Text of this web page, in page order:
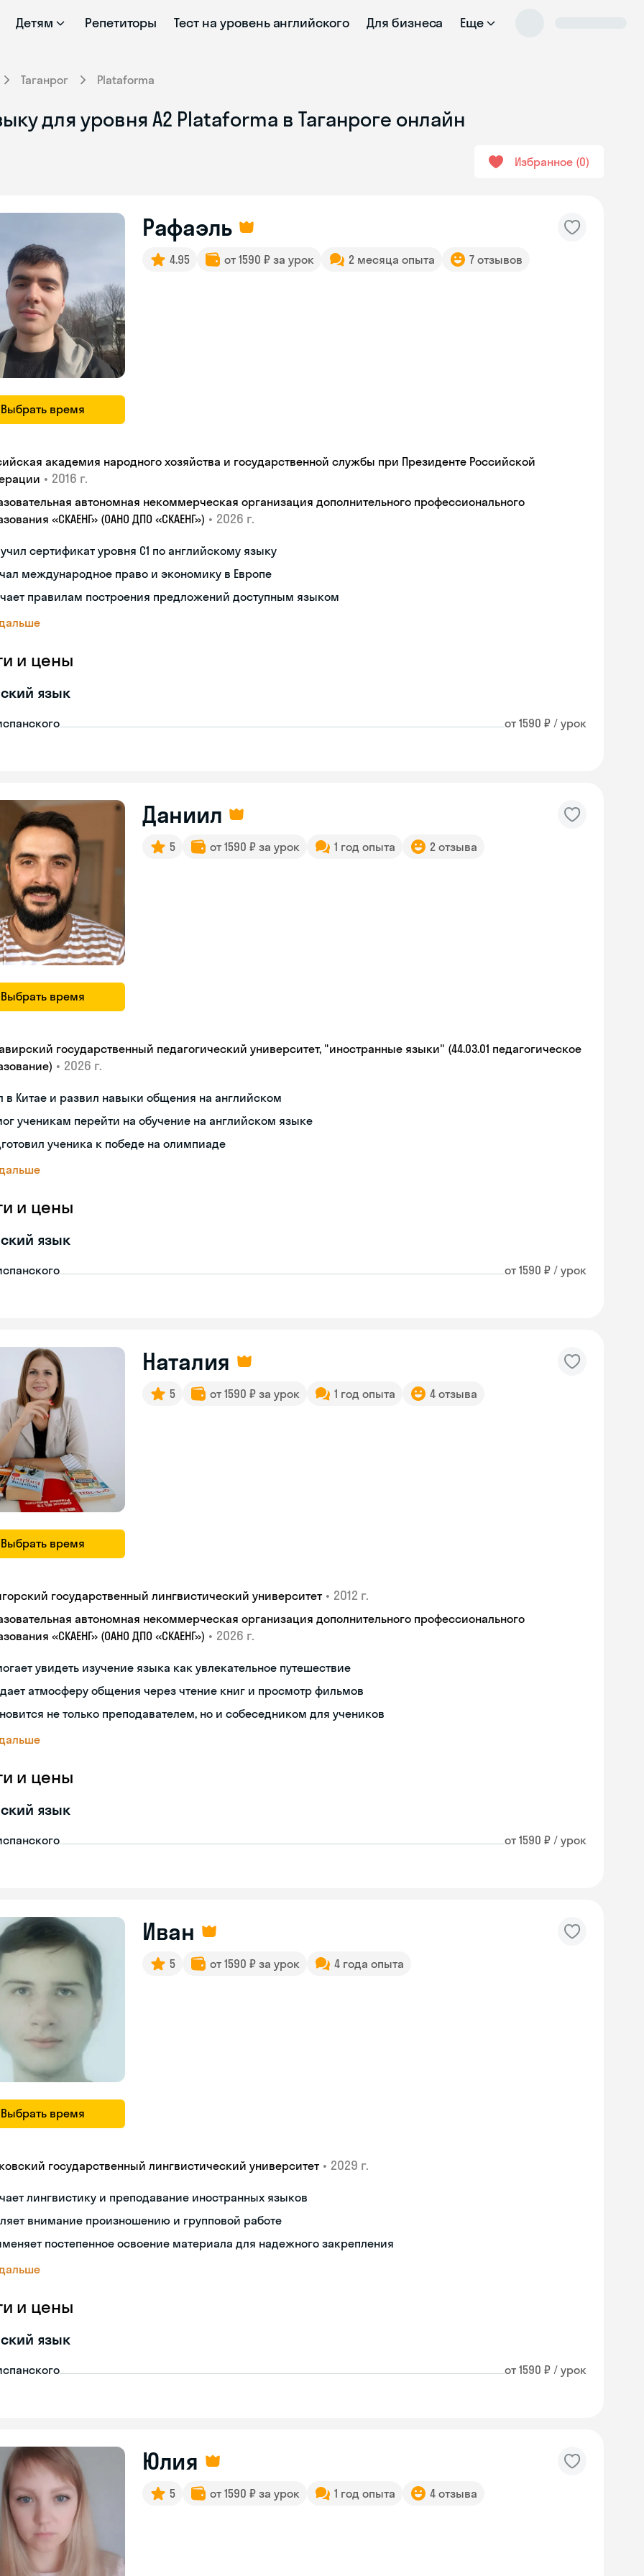
Детям Репетиторы Тест на уровень английского Для бизнеса Еще
Таганрог Plataforma
для уровня А2 Plataforma в Таганроге онлайн
Избранное 0
Выбрать время
Рафаэль
4.95 от 1590 ₽ за урок 2 месяца опыта 7 отзывов
академия народного хозяйства и государственной службы при Президенте Российской
• 2016 г.
автономная некоммерческая организация дополнительного профессионального
«СКАЕНГ» (ОАНО ДПО «СКАЕНГ») • 2026 г.
сертификат уровня С1 по английскому языку
международное право и экономику в Европе
правилам построения предложений доступным языком
и цены
язык
от 1590 ₽ / урок
Выбрать время
Даниил
5 от 1590 ₽ за урок 1 год опыта 2 отзыва
государственный педагогический университет, "иностранные языки" (44.03.01 педагогическое
• 2026 г.
в Китае и развил навыки общения на английском
ученикам перейти на обучение на английском языке
ученика к победе на олимпиаде
и цены
язык
от 1590 ₽ / урок
Выбрать время
Наталия
5 от 1590 ₽ за урок 1 год опыта 4 отзыва
государственный лингвистический университет • 2012 г.
автономная некоммерческая организация дополнительного профессионального
«СКАЕНГ» (ОАНО ДПО «СКАЕНГ») • 2026 г.
увидеть изучение языка как увлекательное путешествие
атмосферу общения через чтение книг и просмотр фильмов
не только преподавателем, но и собеседником для учеников
и цены
язык
от 1590 ₽ / урок
Выбрать время
Иван
5 от 1590 ₽ за урок 4 года опыта
государственный лингвистический университет • 2029 г.
лингвистику и преподавание иностранных языков
внимание произношению и групповой работе
постепенное освоение материала для надежного закрепления
и цены
язык
от 1590 ₽ / урок
Юлия
5 от 1590 ₽ за урок 1 год опыта 4 отзыва